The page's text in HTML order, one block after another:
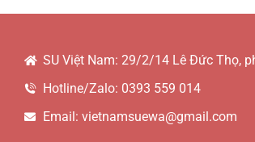
SU Việt Nam: 29/2/14 Lê Đức Thọ,
Hotline/Zalo: 0393 559 014
Email: vietnamsuewa@gmail.com